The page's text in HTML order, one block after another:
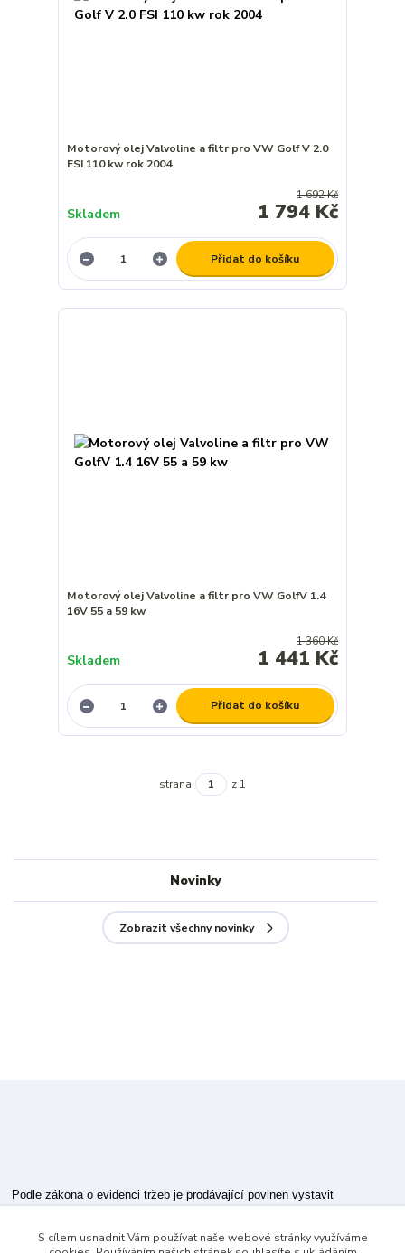
Motorový olej Valvoline a filtr pro VW Golf V 2.0
FSI 110 kw rok 2004
1 692 Kč
1 794 Kč
Skladem
Přidat do košíku
Motorový olej Valvoline a filtr pro VW GolfV 1.4
16V 55 a 59 kw
1 360 Kč
1 441 Kč
Skladem
Přidat do košíku
strana z 1
Novinky
Zobrazit všechny novinky
Podle zákona o evidenci tržeb je prodávající povinen vystavit
Zároveň je povinen zaevidovat přijatou tržbu u správce daně online; v
S cílem usnadnit Vám používat naše webové stránky využíváme